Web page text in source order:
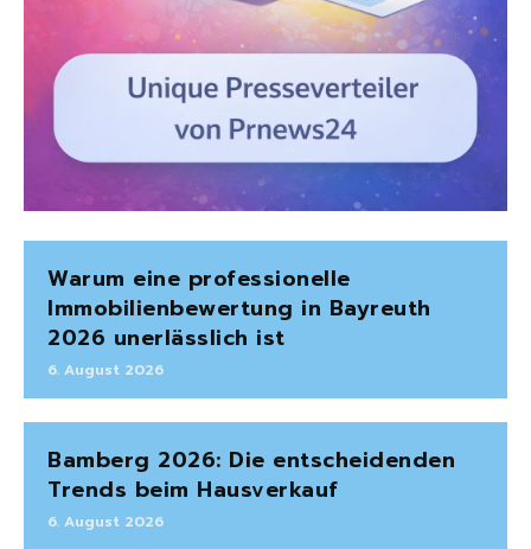
Warum eine professionelle
Immobilienbewertung in Bayreuth
2026 unerlässlich ist
6. August 2026
Bamberg 2026: Die entscheidenden
Trends beim Hausverkauf
6. August 2026